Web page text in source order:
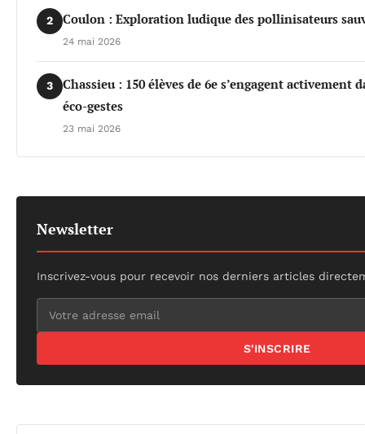
2 Coulon : Exploration ludique des pollinisateurs
24 mai 2026
3
Chassieu : 150 élèves de 6e s’engagent activement
éco-gestes
23 mai 2026
Newsletter
Inscrivez-vous pour recevoir nos derniers articles
S'INSCRIRE